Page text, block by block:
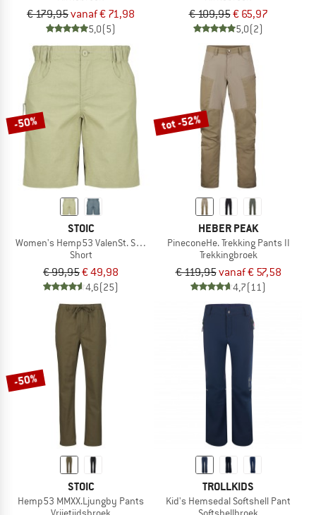
€ 179,95vanaf € 71,98
5,0(5)
€ 109,95€ 65,97
5,0(2)
-50%
STOIC
Women's Hemp53 ValenSt. Shorts
Short
€ 99,95€ 49,98
4,6(25)
tot -52%
HEBER PEAK
PineconeHe. Trekking Pants II
Trekkingbroek
€ 119,95vanaf € 57,58
4,7(11)
-50%
STOIC
Hemp53 MMXX.Ljungby Pants
TROLLKIDS
Kid's Hemsedal Softshell Pant